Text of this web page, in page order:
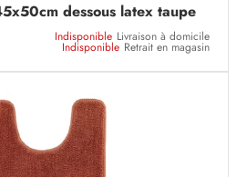
dessous latex taupe
Indisponible Livraison à domicile
Indisponible Retrait en magasin